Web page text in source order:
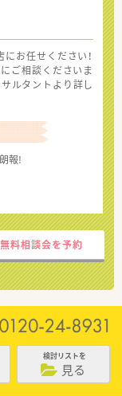
にお任せください！
ご相談くださいま
ルタントより詳し
報!
無料相談会を予約
検討リストを
見る